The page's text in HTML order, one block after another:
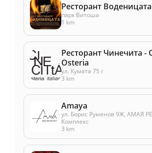
Ресторант Воденицата
парк Витоша
1 km
Ресторант Чинечита -
Osteria
ул. Кумата 75 г
3 km
Amaya
ул. Борис Руменов 9Ж, АМАЯ
Комплекс
3 km